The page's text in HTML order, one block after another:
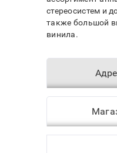
стереосистем и
также большой
винила.